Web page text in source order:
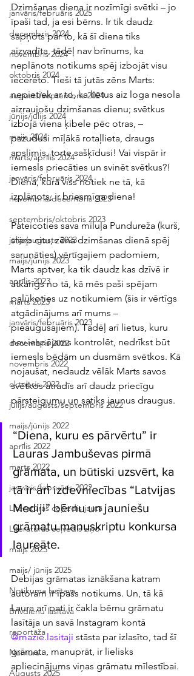
janvāris/februāris 2025
decembris 2024
novembris 2024
oktobris 2024
augusts/septembris 2024
jūnijs/jūlijs 2024
maijs 2024
marts/aprīlis 2024
janvāris/februāris 2024
novembris/decembris 2023
septembris/oktobris 2023
jūlijs/augusts 2023
maijs/jūnijs 2023
aprīlis 2023
marts 2023
janvāris/februāris 2023
decembris 2022
novembris 2022
oktobris 2022
jūlijs/augusts/septembris 2022
maijs/jūnijs 2022
aprīlis 2022
marts 2022
janvāris/februāris 2022
Literatūras ceļvedis jautā
Literatūras ceļvedis ziņo
maijs 2025
maijs/ jūnijs 2025
Notikuma lasītava
Brīvdienu lasītava
reportāža
Numurs
Augusts 2025
Dzimšanas diena ir nozīmīgi svētki – jo
īpaši tad, ja esi bērns. Ir tik daudz
sapņots par to, kā šī diena tiks
aizvadīta, tādēļ nav brīnums, ka
neplānots notikums spēj izbojāt visu
iecerēto. Tieši tā jutās zēns Marts:
nepietiek ar to, ka lietus aiz loga nesola
aizraujošu dzimšanas dienu; svētkus
izbojā viena ķibele pēc otras, –
pazudusi mīļākā rotaļlieta, draugs
apslimis, torte sašķīdusi! Vai vispār ir
iemesls priecāties un svinēt svētkus?!
Diena, kurā viss notiek ne tā, kā
izplānots, ir briesmīga diena!
Pateicoties sava mīluļa Pundureža (kurš,
starp citu, zēna dzimšanas dienā spēj
sarunāties) vērtīgajiem padomiem,
Marts aptver, ka tik daudz kas dzīvē ir
atkarīgs no tā, kā mēs paši spējam
palūkoties uz notikumiem (šis ir vērtīgs
atgādinājums arī mums –
pieaugušajiem). Tādēļ arī lietus, kuru
nav iespējams kontrolēt, nedrīkst būt
iemesls bēdām un dusmām svētkos. Kā
nojaušat, nedaudz vēlāk Marts savos
svētkos atradīs arī daudz priecīgu
pārsteigumu un satiks jaunus draugus.
“Diena, kuru es pārvērtu” ir
Lauras Jambuševas pirmā
grāmata, un būtiski uzsvērt, ka
tā ir arī izdevniecības “Latvijas
Mediji” bērnu un jauniešu
grāmatu manuskriptu konkursa
laureāte.
Debijas grāmatas iznākšana katram
autoram ir īpašs notikums. Un, tā kā
Laura arī pati ir čakla bērnu grāmatu
lasītāja un savā Instagram kontā
@mazie.lasitaji stāsta par izlasīto, tad šī
grāmata, manuprāt, ir lielisks
apliecinājums viņas grāmatu mīlestībai.